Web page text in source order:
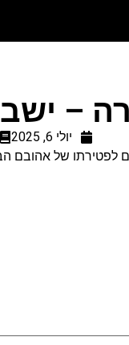
–
יולי 6, 2025
לפטירתו של אהובם